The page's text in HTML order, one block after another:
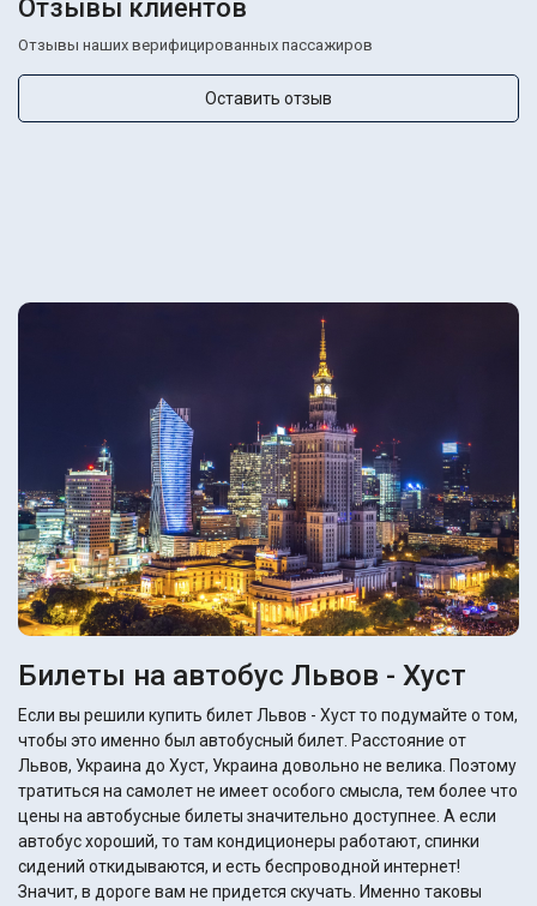
Отзывы клиентов
Отзывы наших верифицированных пассажиров
Оставить отзыв
Билеты на автобус Львов - Хуст
Если вы решили купить билет Львов - Хуст то подумайте о том,
чтобы это именно был автобусный билет. Расстояние от
Львов, Украина до Хуст, Украина довольно не велика. Поэтому
тратиться на самолет не имеет особого смысла, тем более что
цены на автобусные билеты значительно доступнее. А если
автобус хороший, то там кондиционеры работают, спинки
сидений откидываются, и есть беспроводной интернет!
Значит, в дороге вам не придется скучать. Именно таковы